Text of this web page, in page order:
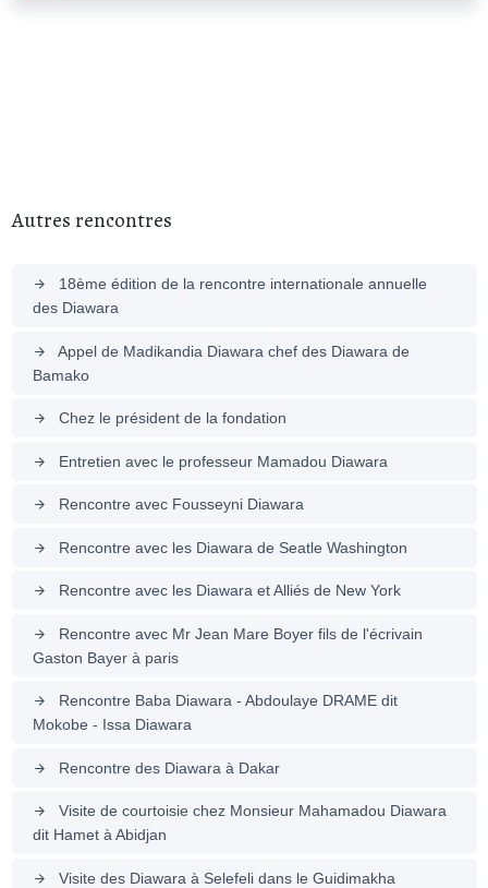
Autres rencontres
arrow_forward
18ème édition de la rencontre internationale annuelle
des Diawara
arrow_forward
Appel de Madikandia Diawara chef des Diawara de
Bamako
arrow_forward Chez le président de la fondation
arrow_forward Entretien avec le professeur Mamadou Diawara
arrow_forward Rencontre avec Fousseyni Diawara
arrow_forward Rencontre avec les Diawara de Seatle Washington
arrow_forward Rencontre avec les Diawara et Alliés de New York
arrow_forward
Rencontre avec Mr Jean Mare Boyer fils de l'écrivain
Gaston Bayer à paris
arrow_forward
Rencontre Baba Diawara - Abdoulaye DRAME dit
Mokobe - Issa Diawara
arrow_forward Rencontre des Diawara à Dakar
arrow_forward
Visite de courtoisie chez Monsieur Mahamadou Diawara
dit Hamet à Abidjan
arrow_forward Visite des Diawara à Selefeli dans le Guidimakha